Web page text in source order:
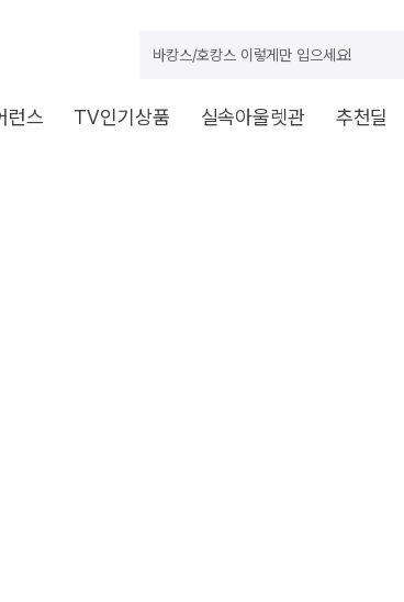
바캉스/호캉스 이렇게만 입으세요!
런스 TV인기상품 실속아울렛관 추천딜